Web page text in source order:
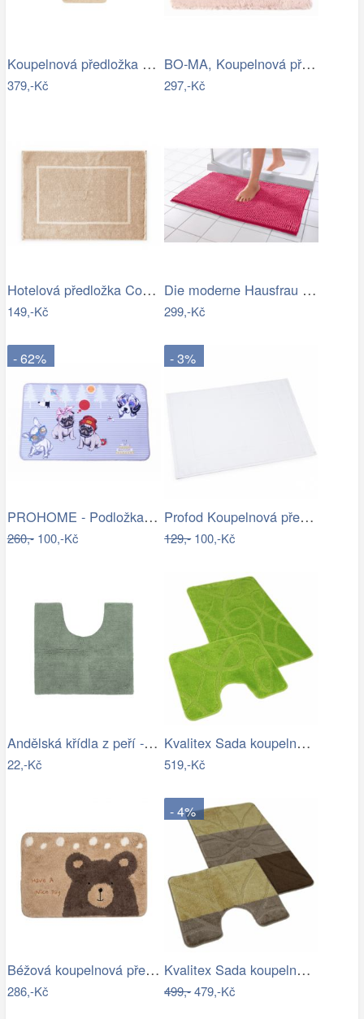
Koupelnová předložka Optima 60x90 cm…
379,-Kč
BO-MA, Koupelnová předložka Rabbit New…
297,-Kč
Hotelová předložka Comfort krémová 750g…
149,-Kč
Die moderne Hausfrau Koupelnová…
299,-Kč
- 62%
PROHOME - Podložka 80x50cm Pes
260,-100,-Kč
- 3%
Profod Koupelnová předložka 2S bílá…
129,-100,-Kč
Andělská křídla z peří - zápich, bílá,…
22,-Kč
Kvalitex Sada koupelnových předložek…
519,-Kč
Béžová koupelnová předložka s medvídkem…
286,-Kč
- 4%
Kvalitex Sada koupelnových předložek…
499,-479,-Kč